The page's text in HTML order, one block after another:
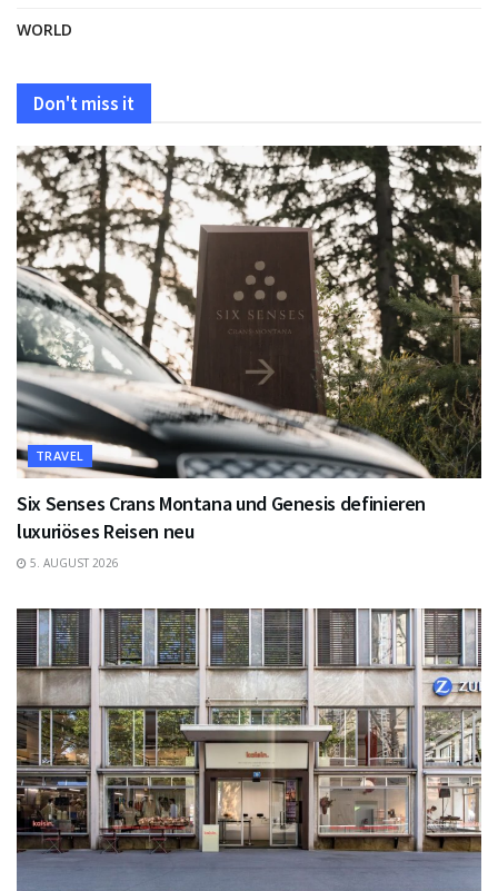
WORLD
Don't miss it
TRAVEL
Six Senses Crans Montana und Genesis definieren
luxuriöses Reisen neu
5. AUGUST 2026